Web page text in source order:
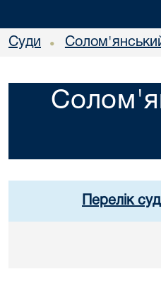
Суди •
Перелік